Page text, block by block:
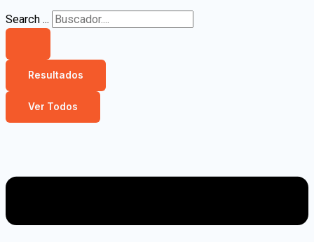
Search ...
Resultados
Ver Todos